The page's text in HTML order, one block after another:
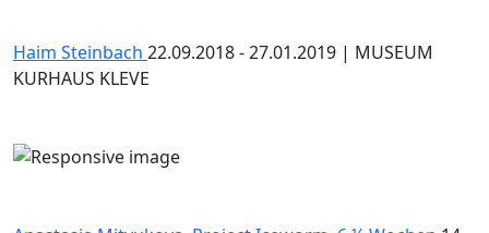
Haim Steinbach 22.09.2018 - 27.01.2019 | MUSEUM
KURHAUS KLEVE